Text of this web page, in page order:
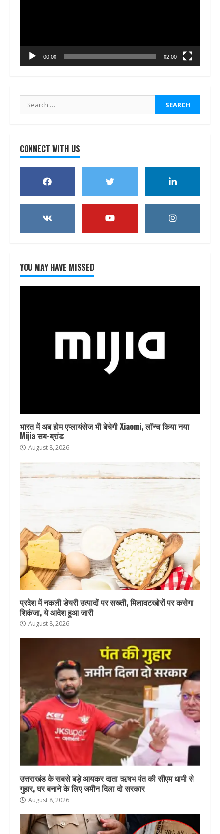
00:00 02:00
Search
for:
CONNECT WITH US
YOU MAY HAVE MISSED
भारत में अब होम एप्लायंसेज भी बेचेगी Xiaomi, लॉन्च किया नया
Mijia सब-ब्रांड
August 8, 2026
प्रदेश में नकली डेयरी उत्पादों पर सख्ती, मिलावटखोरों पर कसेगा
शिकंजा, ये आदेश हुआ जारी
August 8, 2026
उत्तराखंड के सबसे बड़े आयकर दाता ऋषभ पंत की सीएम धामी से
गुहार, घर बनाने के लिए जमीन दिला दो सरकार
August 8, 2026